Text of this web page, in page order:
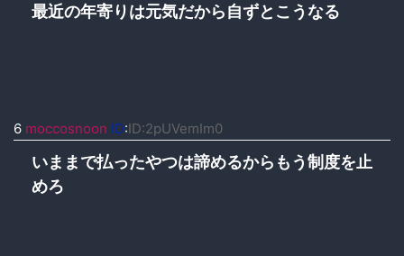
最近の年寄りは元気だから自ずとこうなる
6 moccosnoon ID:ID:2pUVemIm0
いままで払ったやつは諦めるからもう制度を止
めろ